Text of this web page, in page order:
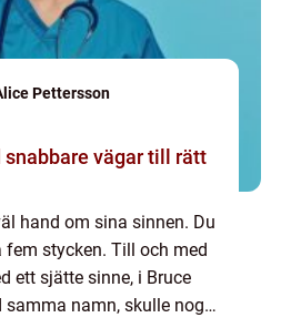
Pettersson
hand om sina sinnen. Du
fem stycken. Till och med
ett sjätte sinne, i Bruce
namn, skulle nog